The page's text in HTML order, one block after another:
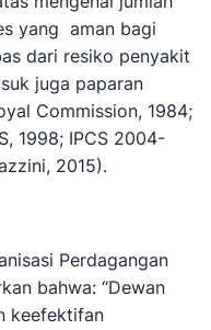
yang aman bagi
dari resiko penyakit
juga paparan
Commission, 1984;
1998; IPCS 2004-
2015).
Perdagangan
bahwa: “Dewan
keefektifan